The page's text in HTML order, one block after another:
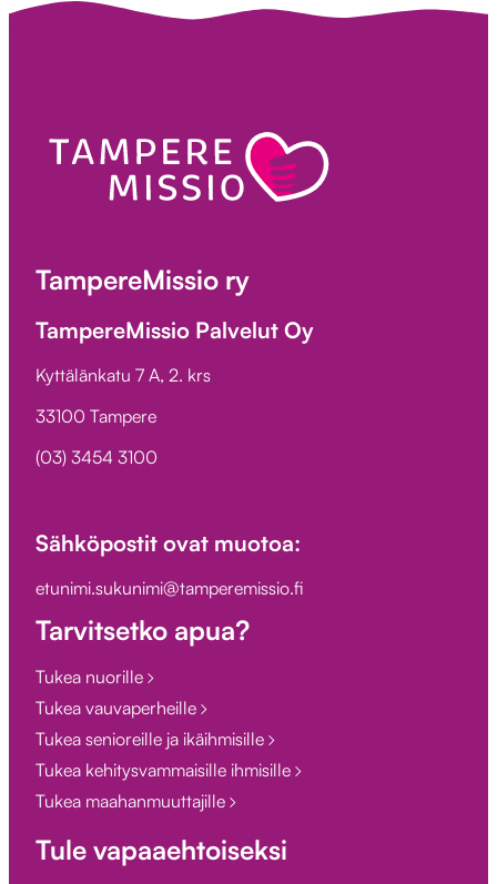
TampereMissio ry
TampereMissio Palvelut Oy
Kyttälänkatu 7 A, 2. krs
33100 Tampere
(03) 3454 3100
Sähköpostit ovat muotoa:
etunimi.sukunimi@tamperemissio.fi
Tarvitsetko apua?
Tukea nuorille
Tukea vauvaperheille
Tukea senioreille ja ikäihmisille
Tukea kehitysvammaisille ihmisille
Tukea maahanmuuttajille
Tule vapaaehtoiseksi